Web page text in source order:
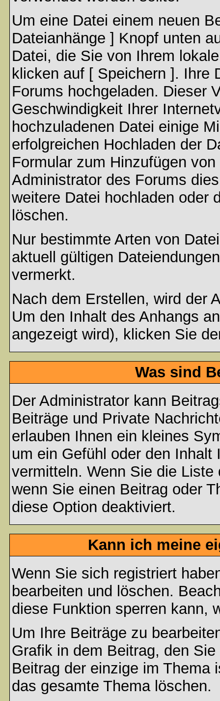
Um eine Datei einem neuen
Dateianhänge ] Knopf unten
Datei, die Sie von Ihrem
klicken auf [ Speichern ]. Ihre
Forums hochgeladen. Dieser
Geschwindigkeit Ihrer
hochzuladenen Datei einige
erfolgreichen Hochladen der
Formular zum Hinzufügen
Administrator des Forums
weitere Datei hochladen oder
löschen.
Nur bestimmte Arten von
aktuell gültigen
vermerkt.
Nach dem Erstellen, wird der
Um den Inhalt des Anhangs
angezeigt wird), klicken Sie
Was sind
Der Administrator kann
Beiträge und Private
erlauben Ihnen ein kleines
um ein Gefühl oder den
vermitteln. Wenn Sie die
wenn Sie einen Beitrag oder
diese Option deaktiviert.
Kann ich meine
Wenn Sie sich registriert
bearbeiten und löschen.
diese Funktion sperren kann,
Um Ihre Beiträge zu
Grafik in dem Beitrag, den
Beitrag der einzige im Thema
das gesamte Thema löschen.